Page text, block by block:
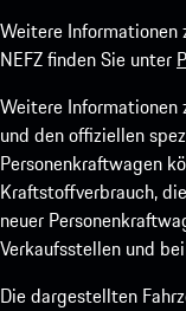
Weitere Informationen
NEFZ finden Sie unter
Weitere
und den offiziellen
Personenkraftwagen
Kraftstoffverbrauch,
neuer
Verkaufsstellen und bei
Die dargestellten